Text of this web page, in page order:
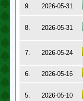
9. 2026-05-31
8. 2026-05-31
7. 2026-05-24
6. 2026-05-16
5. 2026-05-10